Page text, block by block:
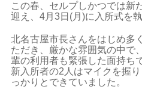
この春、セルプしかつでは新
迎え、4月3日(月)に入所式を
北名古屋市長さんをはじめ多
ただき、厳かな雰囲気の中で
輩の利用者も緊張した面持ち
新入所者の2人はマイクを握
っかりとできていました。